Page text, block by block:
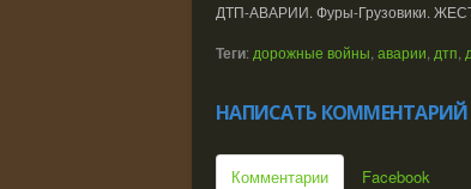
ДТП-АВАРИИ. Фуры-Грузовики.
Теги: дорожные войны аварии дтп
НАПИСАТЬ КОММЕНТАРИЙ
Комментарии Facebook